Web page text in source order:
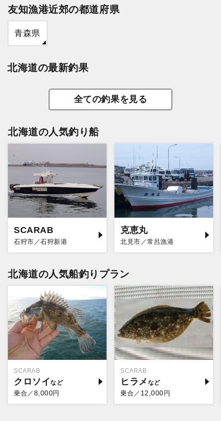
友知漁港近郊の都道府県
青森県
北海道の最新釣果
全ての釣果を見る
北海道の人気釣り船
SCARAB
石狩市／石狩新港
克恵丸
北見市／常呂漁港
北海道の人気船釣りプラン
SCARAB
クロソイ
乗合／ 8,000円
SCARAB
ヒラメ
乗合／ 12,000円